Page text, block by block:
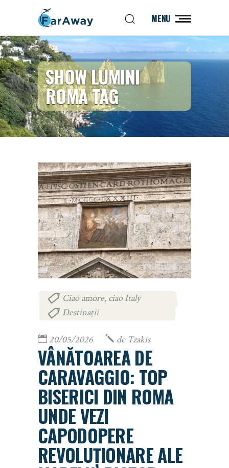
MENU
SHOW LUMINI
ROMA TAG
Ciao amore, ciao Italy
Destinații
20/05/2026 de Tzakis
VÂNĂTOAREA DE
CARAVAGGIO: TOP
BISERICI DIN ROMA
UNDE VEZI
CAPODOPERE
REVOLUȚIONARE ALE